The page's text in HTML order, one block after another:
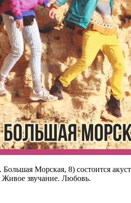
Большая Морская, 8) состоится
Живое звучание. Любовь.